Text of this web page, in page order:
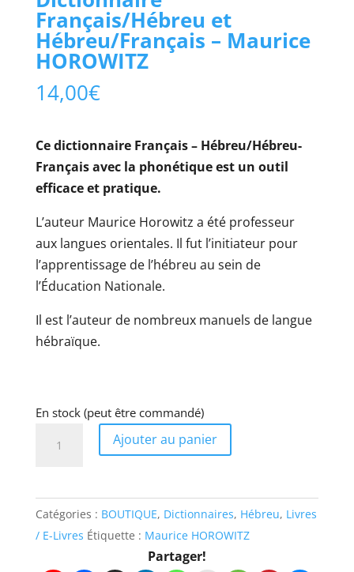
Français/Hébreu et
Hébreu/Français – Maurice
HOROWITZ
14,00€
Ce dictionnaire Français – Hébreu/Hébreu-
Français avec la phonétique est un outil
efficace et pratique.
L’auteur Maurice Horowitz a été professeur
aux langues orientales. Il fut l’initiateur pour
l’apprentissage de l’hébreu au sein de
l’Éducation Nationale.
Il est l’auteur de nombreux manuels de langue
hébraïque.
En stock (peut être commandé)
Français/Hébreu
et
Hébreu/Français
Ajouter au panier
Catégories : BOUTIQUE, Dictionnaires, Hébreu, Livres
/ E-Livres Étiquette : Maurice HOROWITZ
Partager!